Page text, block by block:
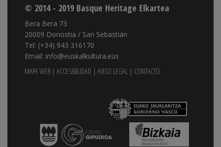
© 2014 - 2019 Basque Heritage Elkartea
Bera Bera 73
20009 Donostia / San Sebastián
Tel: (+34) 943 316170
Email: info@euskalkultura.eus
MAPA WEB | ACCESIBILIDAD | AVISO LEGAL | CONTACTO